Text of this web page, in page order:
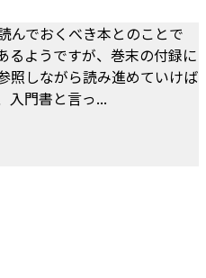
んでおくべき本とのことで
るようですが、巻末の付録に
照しながら読み進めていけば
入門書と言っ...